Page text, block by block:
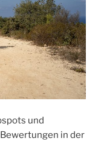
und
in der